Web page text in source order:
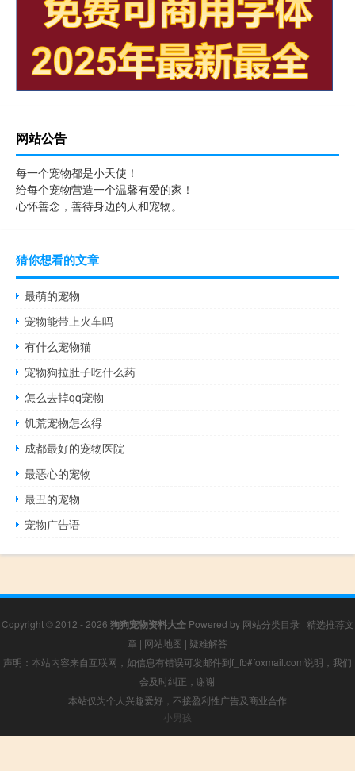
网站公告
每一个宠物都是小天使！
给每个宠物营造一个温馨有爱的家！
心怀善念，善待身边的人和宠物。
猜你想看的文章
最萌的宠物
宠物能带上火车吗
有什么宠物猫
宠物狗拉肚子吃什么药
怎么去掉qq宠物
饥荒宠物怎么得
成都最好的宠物医院
最恶心的宠物
最丑的宠物
宠物广告语
Copyright © 2012 - 2026 狗狗宠物资料大全Powered by 网站分类目录 | 精选推荐文
章 | 网站地图 | 疑难解答
声明：本站内容来自互联网，如信息有错误可发邮件到f_fb#foxmail.com说明，我们
会及时纠正，谢谢
本站仅为个人兴趣爱好，不接盈利性广告及商业合作
小男孩